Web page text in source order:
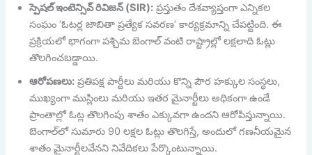
స్పెషల్ ఇంటెన్సివ్ రివిజన్ (SIR): ప్రస్తుతం దేశవ్యాప్తంగా ఎన్నికల
సంఘం ‘ఓటర్ల జాబితా ప్రత్యేక సవరణ’ కార్యక్రమాన్ని చేపట్టింది. ఈ
ప్రక్రియలో భాగంగా పశ్చిమ బెంగాల్ వంటి రాష్ట్రాల్లో లక్షలాది ఓట్లు
తొలగించబడ్డాయి.
ఆరోపణలు: ప్రతిపక్ష పార్టీలు మరియు కొన్ని పౌర హక్కుల సంస్థలు,
ముఖ్యంగా ముస్లింలు మరియు ఇతర మైనార్టీలు అధికంగా ఉండే
ప్రాంతాల్లో ఓట్ల తొలగింపు శాతం ఎక్కువగా ఉందని ఆరోపిస్తున్నాయి.
బెంగాల్‌లో సుమారు 90 లక్షల ఓట్లు తొలగిస్తే, అందులో గణనీయమైన
శాతం మైనార్టీలవేనని నివేదికలు పేర్కొంటున్నాయి.